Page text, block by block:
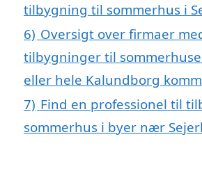
tilbygning til sommerhus i
6) Oversigt over firmaer
tilbygninger til
eller hele Kalundborg
7) Find en professionel til
sommerhus i byer nær